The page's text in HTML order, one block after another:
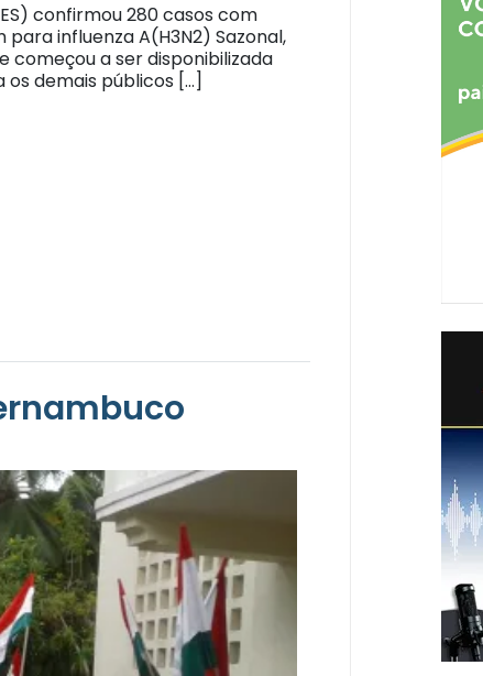
confirmou 280 casos com
influenza A(H3N2) Sazonal,
começou a ser disponibilizada
os demais públicos […]